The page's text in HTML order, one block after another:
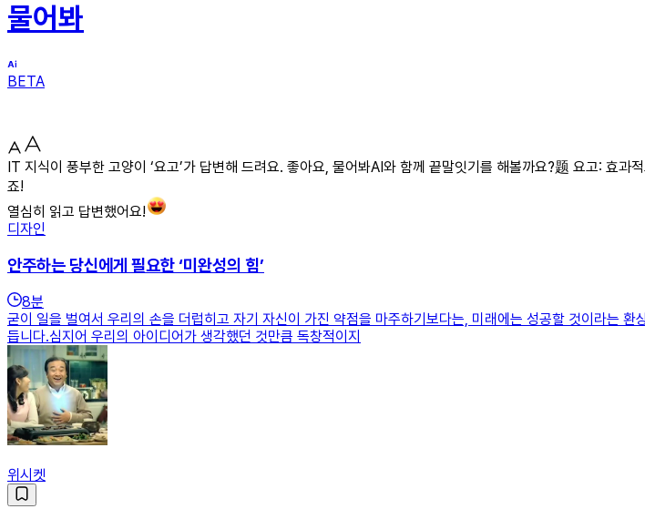
물어봐
BETA
IT 지식이 풍부한 고양이 ‘요고’가 답변해 드려요. 좋아요, 물어봐AI와 함께 끝말잇기를 해볼까요?题 요고: 효
죠!
열심히 읽고 답변했어요!
디자인
안주하는 당신에게 필요한 ‘미완성의 힘’
8분
굳이 일을 벌여서 우리의 손을 더럽히고 자기 자신이 가진 약점을 마주하기보다는, 미래에는 성공할 것이라는
듭니다.심지어 우리의 아이디어가 생각했던 것만큼 독창적이지
위시켓